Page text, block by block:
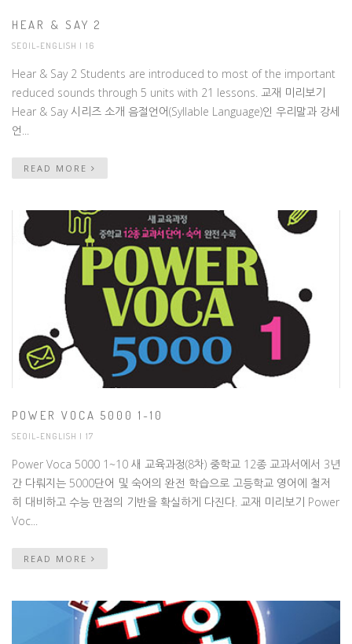
HEAR & SAY 2
SEOIL-ENGLISH | 16
Hear & Say 2 Students are introduced to most of the important
reduced sounds through 5 units with 21 lessons. 교재 미리보기
Hear & Say 시리즈 소개 음절언어(Syllable Language)인 우리말과 강세
언...
READ MORE
POWER VOCA 5000 1~10
SEOIL-ENGLISH | 17
Power Voca 5000 1~10 새 교육과정(8차) 중학교 12종 교과서에서 3년
간 다뤄지는 5000단어 및 숙어의 완전 학습으로 고등학교 영어에 철저
히 대비하고 수능 만점의 기반을 확실하게 다진다. 교재 미리보기 Power
Voc...
READ MORE